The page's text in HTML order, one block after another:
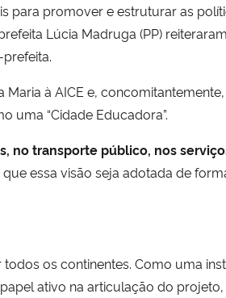
para promover e estruturar as
Lúcia Madruga (PP)
à AICE e, concomitantemente,
uma “Cidade Educadora”.
no transporte público, nos
essa visão seja adotada de
os continentes. Como uma
ativo na articulação do